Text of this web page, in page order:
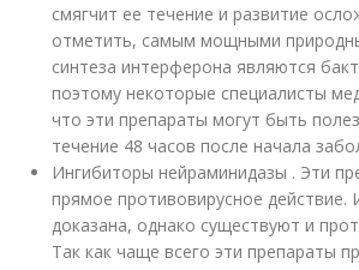
смягчит ее течение и развитие
отметить, самым мощными
синтеза интерферона являются
поэтому некоторые специалисты
что эти препараты могут быть
течение 48 часов после начала
Ингибиторы нейраминидазы . Эти
прямое противовирусное действие.
доказана, однако существуют и
Так как чаще всего эти препараты